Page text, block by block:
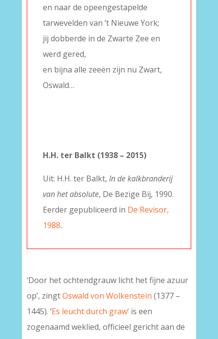
en naar de opeengestapelde
tarwevelden van ‘t Nieuwe York;
jij dobberde in de Zwarte Zee en
werd gered,
en bijna alle zeeën zijn nu Zwart,
Oswald…
H.H. ter Balkt (1938 – 2015)
Uit: H.H. ter Balkt, In de kalkbranderij
van het absolute, De Bezige Bij, 1990.
Eerder gepubliceerd in De Revisor,
1988.
‘Door het ochtendgrauw licht het fijne azuur
op’, zingtOswald von Wolkenstein (1377 –
1445). ‘Es leucht durch graw’is een
zogenaamd weklied, officieel gericht aan de